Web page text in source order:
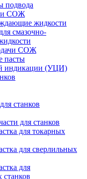
подвода
СОЖ
жидкости
смазочно-
СОЖ
пасты
индикации (УЦИ)
станков
для станков
для токарных
для сверлильных
для
станков